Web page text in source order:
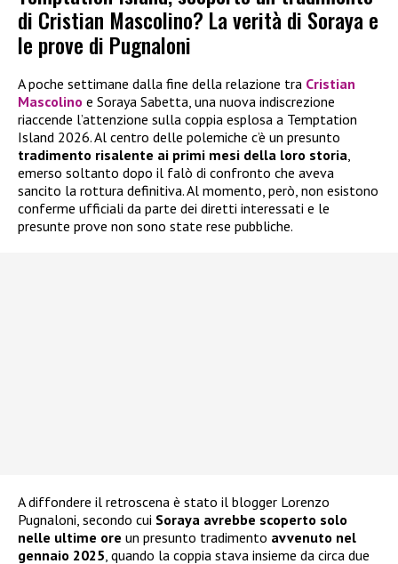
di Cristian Mascolino? La verità di Soraya e
le prove di Pugnaloni
A poche settimane dalla fine della relazione tra Cristian
Mascolino e Soraya Sabetta, una nuova indiscrezione
riaccende l’attenzione sulla coppia esplosa a Temptation
Island 2026. Al centro delle polemiche c’è un presunto
tradimento risalente ai primi mesi della loro storia,
emerso soltanto dopo il falò di confronto che aveva
sancito la rottura definitiva. Al momento, però, non esistono
conferme ufficiali da parte dei diretti interessati e le
presunte prove non sono state rese pubbliche.
A diffondere il retroscena è stato il blogger Lorenzo
Pugnaloni, secondo cui Soraya avrebbe scoperto solo
nelle ultime ore un presunto tradimento avvenuto nel
gennaio 2025, quando la coppia stava insieme da circa due